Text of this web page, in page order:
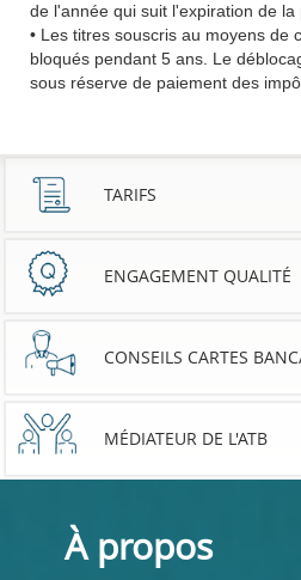
de l'année qui suit l'expiration de la
• Les titres souscris au moyens de
bloqués pendant 5 ans . Le
sous réserve de paiement des
TARIFS
ENGAGEMENT QUALITÉ
CONSEILS CARTES
MÉDIATEUR DE L'ATB
À propos